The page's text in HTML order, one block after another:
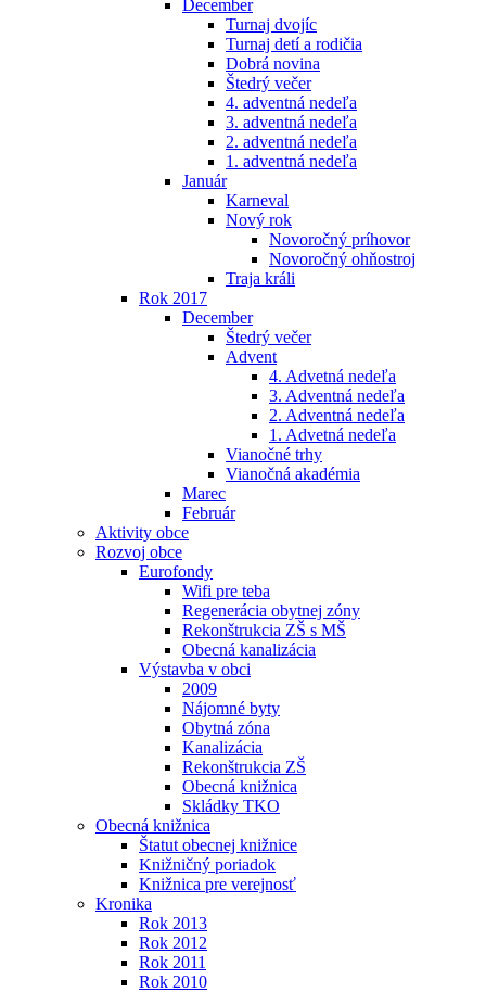
December
Turnaj dvojíc
Turnaj detí a rodičia
Dobrá novina
Štedrý večer
4. adventná nedeľa
3. adventná nedeľa
2. adventná nedeľa
1. adventná nedeľa
Január
Karneval
Nový rok
Novoročný príhovor
Novoročný ohňostroj
Traja králi
Rok 2017
December
Štedrý večer
Advent
4. Advetná nedeľa
3. Adventná nedeľa
2. Adventná nedeľa
1. Advetná nedeľa
Vianočné trhy
Vianočná akadémia
Marec
Február
Aktivity obce
Rozvoj obce
Eurofondy
Wifi pre teba
Regenerácia obytnej zóny
Rekonštrukcia ZŠ s MŠ
Obecná kanalizácia
Výstavba v obci
2009
Nájomné byty
Obytná zóna
Kanalizácia
Rekonštrukcia ZŠ
Obecná knižnica
Skládky TKO
Obecná knižnica
Štatut obecnej knižnice
Knižničný poriadok
Knižnica pre verejnosť
Kronika
Rok 2013
Rok 2012
Rok 2011
Rok 2010